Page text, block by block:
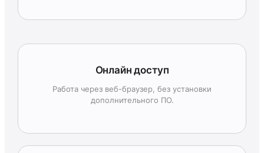
Онлайн доступ
Работа через веб-браузер, без установки
дополнительного ПО.